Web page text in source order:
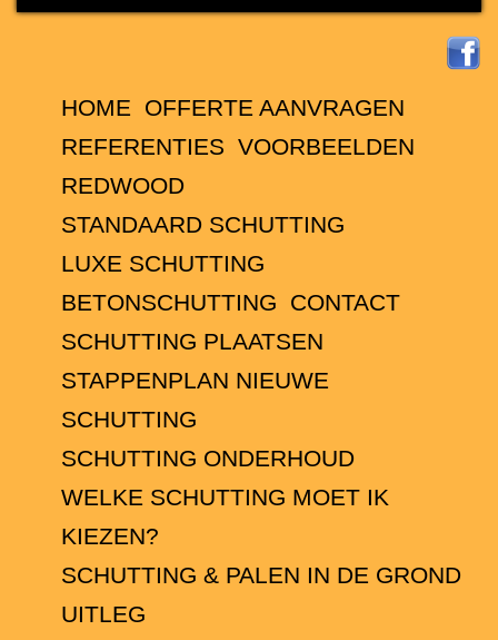
HOME
OFFERTE AANVRAGEN
REFERENTIES VOORBEELDEN
REDWOOD
STANDAARD SCHUTTING
LUXE SCHUTTING
BETONSCHUTTING
CONTACT
SCHUTTING PLAATSEN
STAPPENPLAN NIEUWE
SCHUTTING
SCHUTTING ONDERHOUD
WELKE SCHUTTING MOET IK
KIEZEN?
SCHUTTING & PALEN IN DE GROND
UITLEG